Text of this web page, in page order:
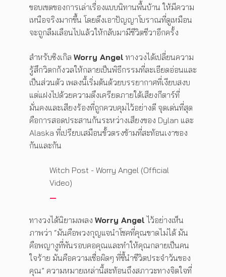
ขอบเขตของการเล่าเรื่องแบบนิทานพื้นบ้าน ให้มีความ
เหนือจริงมากขึ้น โดยดึงเอาปัญญาโบราณที่ดูเหมือน
จะถูกลืมเลือนไปแล้วให้กลับมามีชีวิตชีวาอีกครั้ง
สำหรับซิงเกิล Worry Angel ทางวงได้เปลี่ยนความ
รู้สึกวิตกกังวลให้กลายเป็นพิธีกรรมที่ละเอียดอ่อนและ
เป็นส่วนตัว เพลงนี้เริ่มต้นด้วยบรรยากาศที่เงียบสงบ
แต่แฝงไปด้วยความตึงเครียดภายใต้เสียงกีตาร์ที่
มั่นคงและเสียงร้องที่ถูกควบคุมไว้อย่างดี จุดเด่นที่สุด
คือการสอดประสานกันระหว่างเสียงของ Dylan และ
Alaska ที่เปรียบเสมือนขั้วตรงข้ามที่สะท้อนเงาของ
กันและกัน
Witch Post - Worry Angel (Official
Video)
ทางวงได้นิยามเพลง Worry Angel ไว้อย่างเห็น
ภาพว่า “มันคือพวงกุญแจนำโชคที่คุณขาดไม่ได้ มัน
คือพญางูที่พันรอบคอคุณและทำให้คุณกลายเป็นคน
ใจร้าย มันคือความเชื่อผิดๆ ที่ชี้นำชีวิตประจำวันของ
คุณ” ความหมายเหล่านี้สะท้อนถึงสภาวะทางจิตใจที่